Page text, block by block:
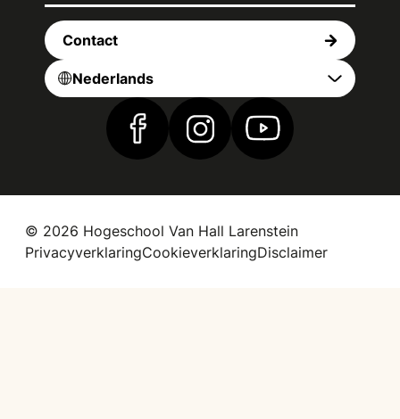
Contact
Nederlands
Vind ons op Facebook
Vind ons op Instagram
Vind ons op
© 2026 Hogeschool Van Hall Larenstein
PrivacyverklaringCookieverklaringDisclaimer